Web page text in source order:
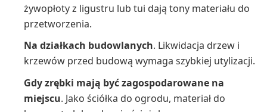
żywopłoty z ligustru lub tui dają tony materiału do
przetworzenia.
Na działkach budowlanych. Likwidacja drzew i
krzewów przed budową wymaga szybkiej utylizacji.
Gdy zrębki mają być zagospodarowane na
miejscu. Jako ściółka do ogrodu, materiał do